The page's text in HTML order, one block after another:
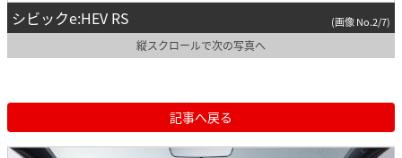
シビックe:HEV RS (画像 No.2/7)
縦スクロールで次の写真へ
記事へ戻る